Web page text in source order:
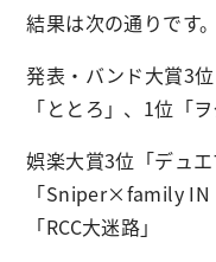
結果は次の通りです。
発表・バンド大賞3
「ととろ」、1位「
娯楽大賞3位「デュ
「Sniper×family IN
「RCC大迷路」